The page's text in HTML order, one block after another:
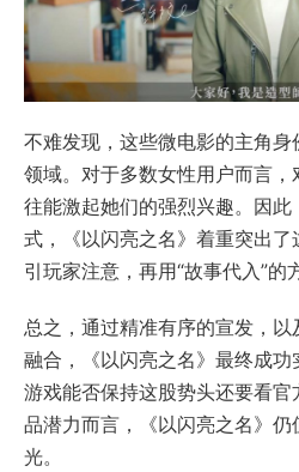
不难发现，这些微电影的主角
领域。对于多数女性用户而言，
往能激起她们的强烈兴趣。因
式，《以闪亮之名》着重突出了
引玩家注意，再用“故事代入”的
总之，通过精准有序的宣发，
融合，《以闪亮之名》最终成
游戏能否保持这股势头还要看
品潜力而言，《以闪亮之名》仍
光。